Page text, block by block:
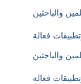
والباحثين
فعالة
والباحثين
فعالة